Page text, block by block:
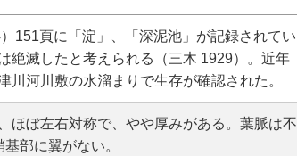
151頁に「淀」、「深泥池」が記録されてい
絶滅したと考えられる（三木 1929）。近年
川河川敷の水溜まりで生存が確認された。
ほぼ左右対称で、やや厚みがある。葉脈は不
部に翼がない。